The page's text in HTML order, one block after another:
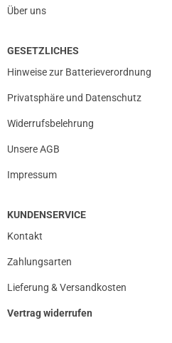
Über uns
GESETZLICHES
Hinweise zur Batterieverordnung
Privatsphäre und Datenschutz
Widerrufsbelehrung
Unsere AGB
Impressum
KUNDENSERVICE
Kontakt
Zahlungsarten
Lieferung & Versandkosten
Vertrag widerrufen